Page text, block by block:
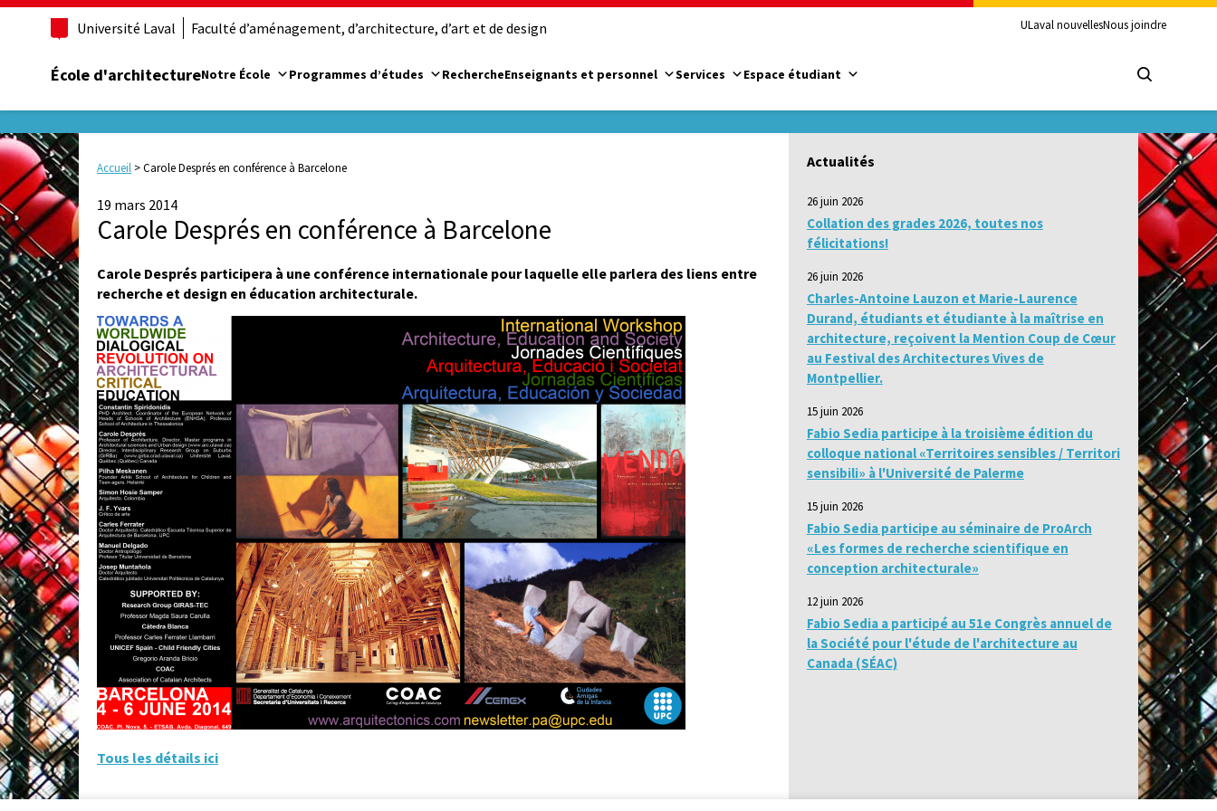
Université Laval Faculté d’aménagement, d’architecture, d’art et de design ULaval nouvellesNous joindre
École d'architectureNotre École Programmes d’études RechercheEnseignants et personnel Services Espace étudiant
Accueil >Carole Després en conférence à Barcelone
19 mars 2014
Carole Després en conférence à Barcelone
Carole Després participera à une conférence internationale pour laquelle elle parlera des liens entre
recherche et design en éducation architecturale.
Tous les détails ici
Actualités
26 juin 2026
Collation des grades 2026, toutes nos
félicitations!
26 juin 2026
Charles-Antoine Lauzon et Marie-Laurence
Durand, étudiants et étudiante à la maîtrise en
architecture, reçoivent la Mention Coup de Cœur
au Festival des Architectures Vives de
Montpellier.
15 juin 2026
Fabio Sedia participe à la troisième édition du
colloque national «Territoires sensibles / Territori
sensibili» à l'Université de Palerme
15 juin 2026
Fabio Sedia participe au séminaire de ProArch
«Les formes de recherche scientifique en
conception architecturale»
12 juin 2026
Fabio Sedia a participé au 51e Congrès annuel de
la Société pour l'étude de l'architecture au
Canada (SÉAC)